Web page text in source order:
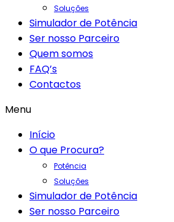
Soluções
Simulador de Potência
Ser nosso Parceiro
Quem somos
FAQ’s
Contactos
Menu
Início
O que Procura?
Potência
Soluções
Simulador de Potência
Ser nosso Parceiro